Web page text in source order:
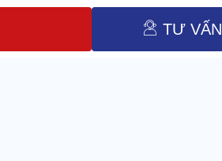
TƯ VẤN